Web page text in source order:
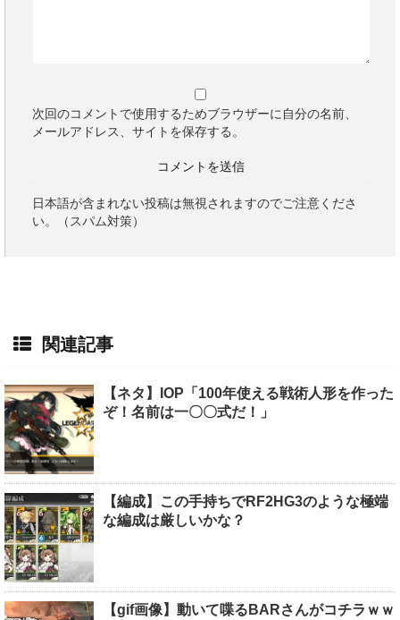
次回のコメントで使用するためブラウザーに自分の名前、
メールアドレス、サイトを保存する。
日本語が含まれない投稿は無視されますのでご注意くださ
い。（スパム対策）
関連記事
【ネタ】IOP「100年使える戦術人形を作った
ぞ！名前は一〇〇式だ！」
【編成】この手持ちでRF2HG3のような極端
な編成は厳しいかな？
【gif画像】動いて喋るBARさんがコチラｗｗ